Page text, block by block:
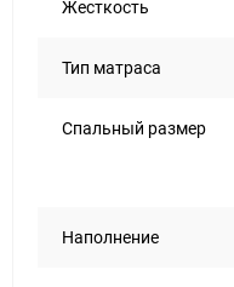
резко плюхаешься
Микс наполнителей
выносливость. А Bio
эффект. Вместе они
приятно уснуть и не
футболка, только
Жесткость
Тип матраса
Спальный размер
Наполнение